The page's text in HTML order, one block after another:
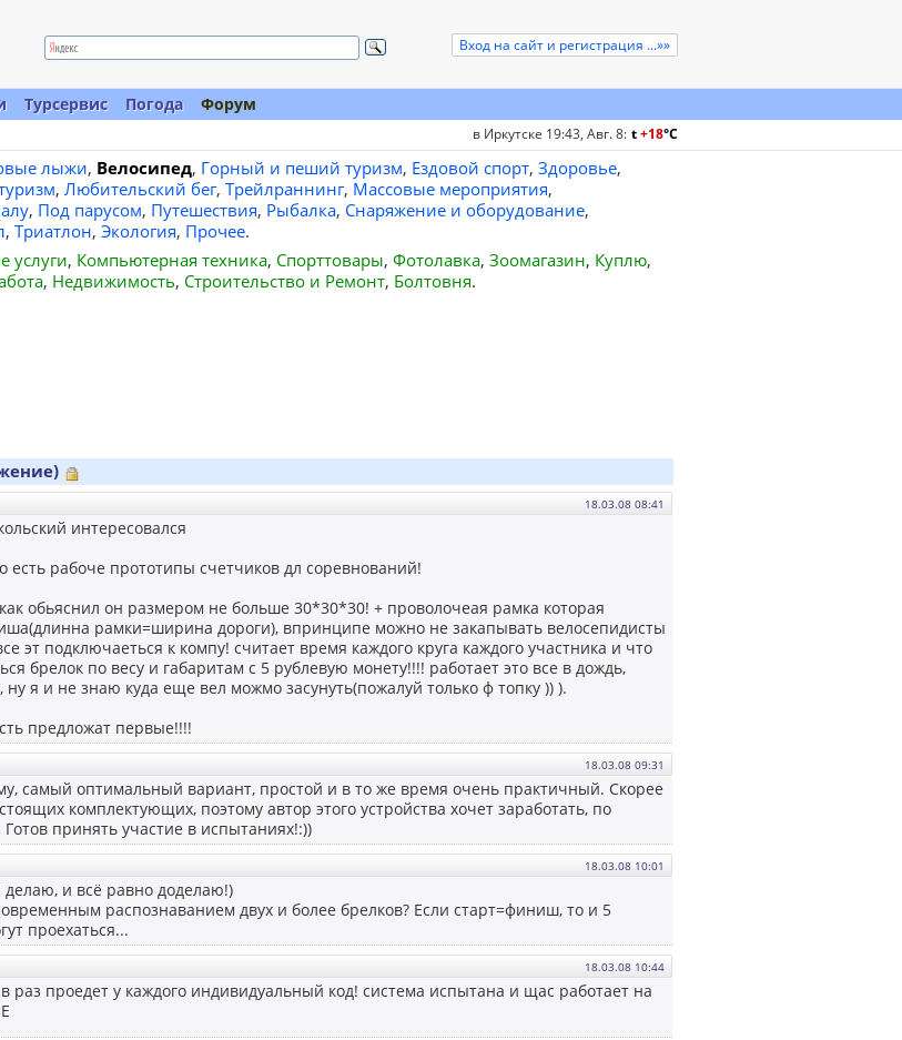
Вход на сайт и регистрация ...»»
Турсервис Погода
Форум
в Иркутске 19:43, Авг. 8: t+18°C
лыжи, Велосипед, Горный и пеший туризм, Ездовой спорт, Здоровье,
, Любительский бег, Трейлраннинг, Массовые мероприятия,
, Под парусом, Путешествия, Рыбалка, Снаряжение и оборудование,
, Триатлон, Экология, Прочее.
услуги, Компьютерная техника, Спорттовары, Фотолавка, Зоомагазин, Куплю,
, Недвижимость, Строительство и Ремонт, Болтовня.
18.03.08 08:41
интересовался
есть рабоче прототипы счетчиков дл соревнований!
как обьяснил он размером не больше 30*30*30! + проволочеая рамка которая
рамки=ширина дороги), впринципе можно не закапывать велосепидисты
эт подключаеться к компу! считает время каждого круга каждого участника и что
брелок по весу и габаритам с 5 рублевую монету!!!! работает это все в дождь,
ну я и не знаю куда еще вел можмо засунуть(пожалуй только ф топку )) ).
предложат первые!!!!
18.03.08 09:31
самый оптимальный вариант, простой и в то же время очень практичный. Скорее
комплектующих, поэтому автор этого устройства хочет заработать, по
принять участие в испытаниях!:))
18.03.08 10:01
делаю, и всё равно доделаю!)
распознаванием двух и более брелков? Если старт=финиш, то и 5
проехаться...
18.03.08 10:44
в раз проедет у каждого индивидуальный код! система испытана и щас работает на